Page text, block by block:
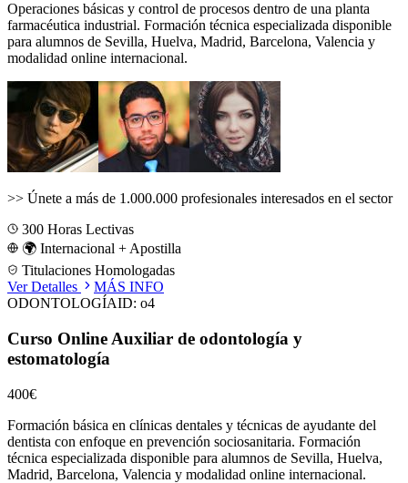
Operaciones básicas y control de procesos dentro de una planta
farmacéutica industrial. Formación técnica especializada disponible
para alumnos de Sevilla, Huelva, Madrid, Barcelona, Valencia y
modalidad online internacional.
>> Únete a más de 1.000.000 profesionales interesados en el sector
300 Horas Lectivas
🌍 Internacional + Apostilla
Titulaciones Homologadas
Ver Detalles
MÁS INFO
ODONTOLOGÍAID: o4
Curso Online Auxiliar de odontología y
estomatología
400€
Formación básica en clínicas dentales y técnicas de ayudante del
dentista con enfoque en prevención sociosanitaria. Formación
técnica especializada disponible para alumnos de Sevilla, Huelva,
Madrid, Barcelona, Valencia y modalidad online internacional.